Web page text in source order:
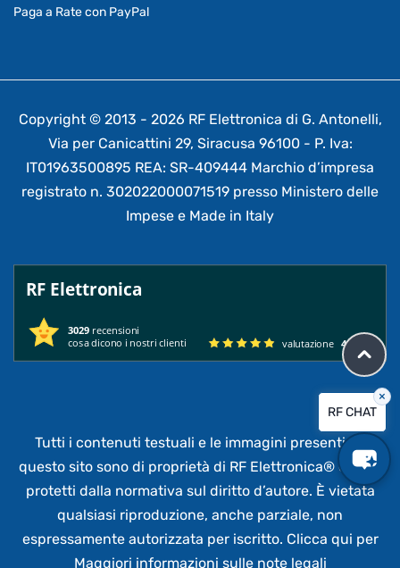
Paga a Rate con PayPal
Copyright © 2013 - 2026 RF Elettronica di G. Antonelli,
Via per Canicattini 29, Siracusa 96100 - P. Iva:
IT01963500895 REA: SR-409444 Marchio d’impresa
registrato n. 302022000071519 presso Ministero delle
Impese e Made in Italy
RF Elettronica
3029 recensioni
cosa dicono i nostri clienti
valutazione 4.95
Tutti i contenuti testuali e le immagini presenti su
questo sito sono di proprietà di RF Elettronica®e sono
protetti dalla normativa sul diritto d’autore. È vietata
qualsiasi riproduzione, anche parziale, non
espressamente autorizzata per iscritto. Clicca qui per
Maggiori informazioni sulle note legali
RF CHAT
×